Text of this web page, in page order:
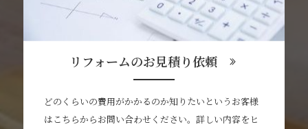
リフォームのお見積り依頼
どのくらいの費用がかかるのか知りたいというお客様
はこちらからお問い合わせください。詳しい内容をヒ